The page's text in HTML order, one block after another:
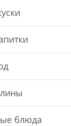
блюда